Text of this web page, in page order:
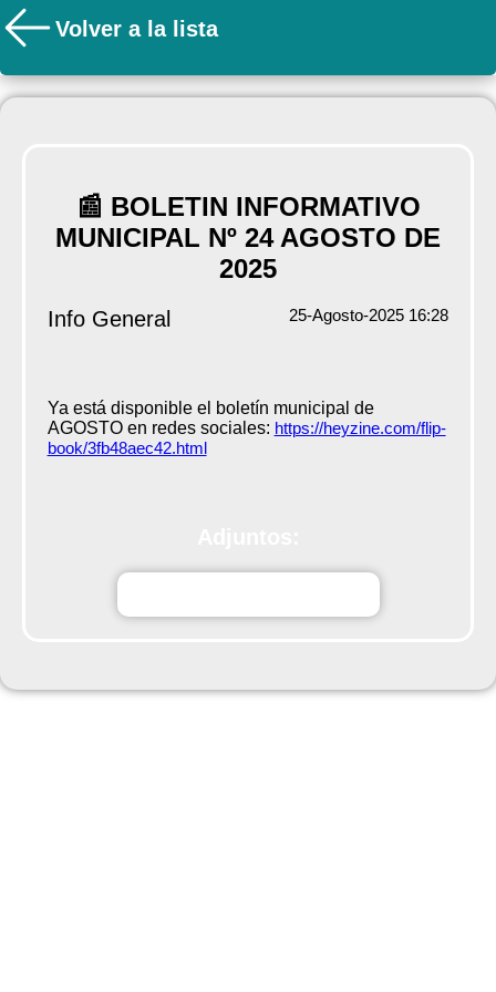
Volver a la lista
📰 BOLETIN INFORMATIVO
MUNICIPAL Nº 24 AGOSTO DE
2025
Info General 25-Agosto-2025 16:28
Ya está disponible el boletín municipal de
AGOSTO en redes sociales: https://heyzine.com/flip-
book/3fb48aec42.html